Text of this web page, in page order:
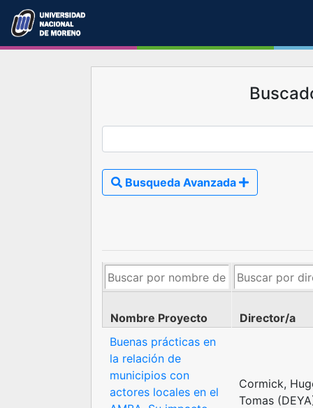
Busqueda Avanzada
Nombre Proyecto
Director/a
Buenas prácticas en
la relación de
municipios con
actores locales en el
Cormick,
Tomas